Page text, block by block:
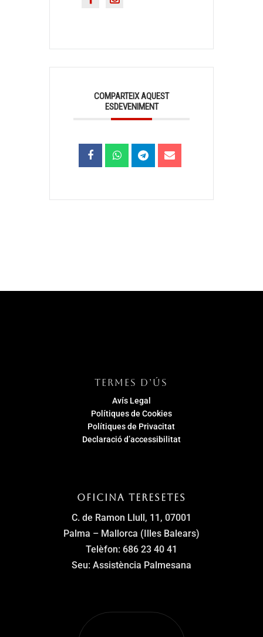
COMPARTEIX AQUEST
ESDEVENIMENT
TERMES D’ÚS
Avís Legal
Polítiques de Cookies
Polítiques de Privacitat
Declaració d’accessibilitat
Oficina Teresetes
C. de Ramon Llull, 11, 07001
Palma – Mallorca (Illes Balears)
Telèfon: 686 23 40 41
Seu: Assistència Palmesana